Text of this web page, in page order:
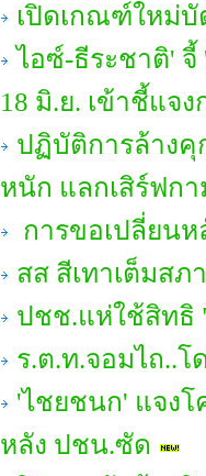
เปิดเกณฑ์ใหม่
ไอซ์-ธีระชาติ' จี้
18 มิ.ย. เข้าชี้แจ
ปฏิบัติการล้างคุ
หนัก แลกเสิร์ฟก
การขอเปลี่ยน
สส สีเทาเต็มสภ
ปชช.แห่ใช้สิทธิ
ร.ต.ท.จอมไถ..โ
'ไชยชนก' แจงโ
หลัง ปชน.ซัด